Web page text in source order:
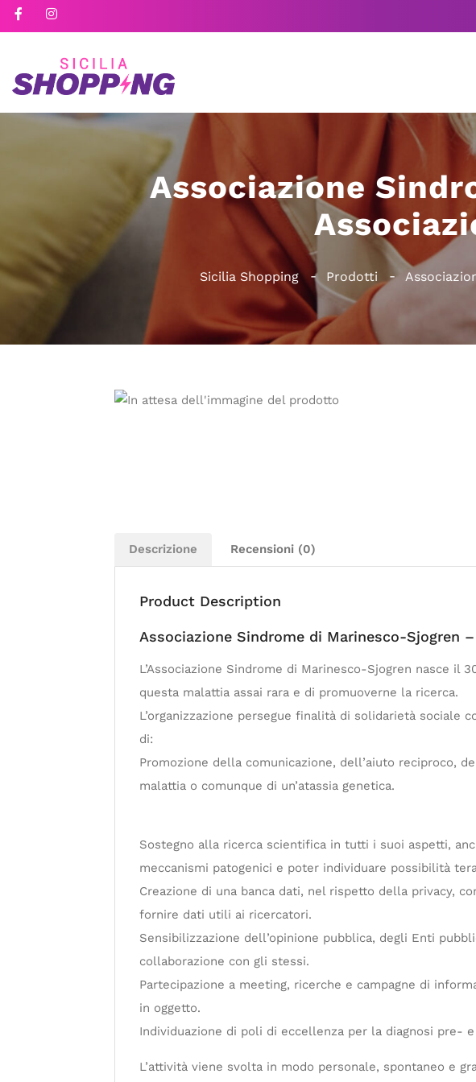
Associazione
Sicilia Shopping Prodotti
Descrizione Recensioni (0)
Product Description
Associazione Sindrome di Marinesco-Sjogren
L’Associazione Sindrome di Marinesco-Sjogren nasce
questa malattia assai rara e di promuoverne la ricerca.
L’organizzazione persegue finalità di solidarietà sociale
di:
Promozione della comunicazione, dell’aiuto reciproco,
malattia o comunque di un’atassia genetica.
Sostegno alla ricerca scientifica in tutti i suoi aspetti,
meccanismi patogenici e poter individuare possibilità
Creazione di una banca dati, nel rispetto della privacy,
fornire dati utili ai ricercatori.
Sensibilizzazione dell’opinione pubblica, degli Enti
collaborazione con gli stessi.
Partecipazione a meeting, ricerche e campagne di
in oggetto.
Individuazione di poli di eccellenza per la diagnosi pre-
L’attività viene svolta in modo personale, spontaneo e